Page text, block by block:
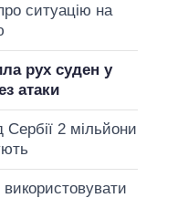
ситуацію на
рух суден у
атаки
Сербії 2 мільйони
використовувати